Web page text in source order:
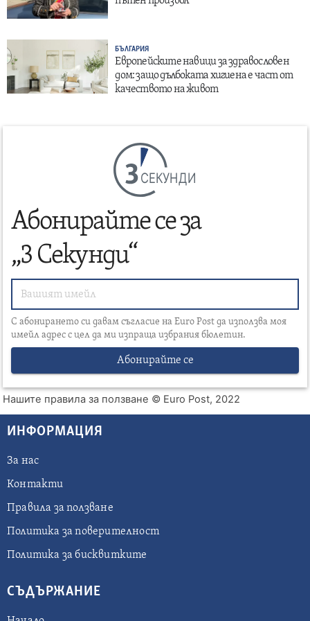
БЪЛГАРИЯ
Европейските навици за здравословен
дом: защо дълбоката хигиена е част от
качеството на живот
СЕКУНДИ
Абонирайте се за
„3 Секунди“
С абонирането си давам съгласие на Euro Post да използва моя
имейл адрес с цел да ми изпраща избрания бюлетин.
Абонирайте се
Нашите правила за ползване © Euro Post, 2022
ИНФОРМАЦИЯ
За нас
Контакти
Правила за ползване
Политика за поверителност
Политика за бисквитките
СЪДЪРЖАНИЕ